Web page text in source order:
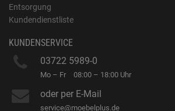
Entsorgung
Kundendienstliste
KUNDENSERVICE
03722 5989-0
Mo – Fr 08:00 – 18:00 Uhr
oder per E-Mail
service@moebelplus.de